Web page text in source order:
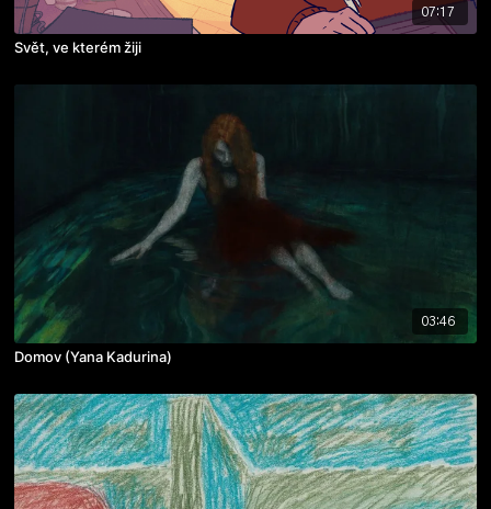
07:17
Svět, ve kterém žiji
03:46
Domov (Yana Kadurina)